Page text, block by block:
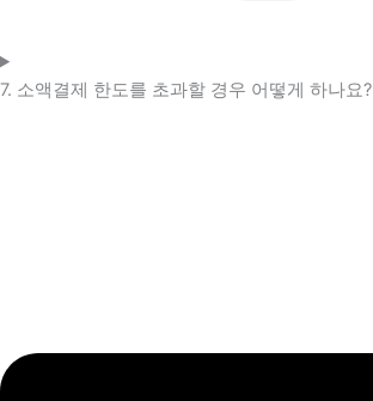
7. 소액결제 한도를 초과할 경우 어떻게 하나요?